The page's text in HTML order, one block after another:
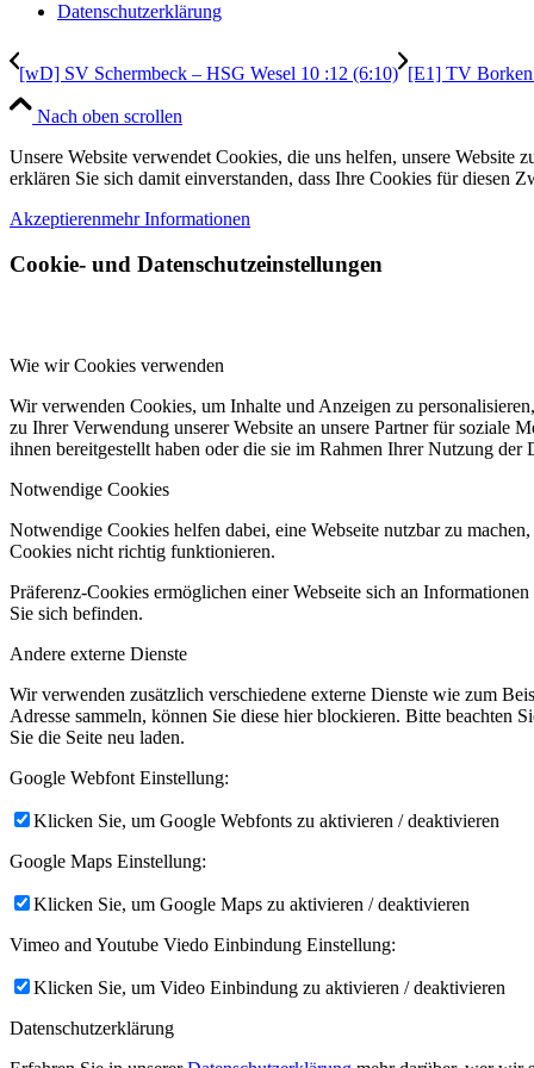
Datenschutzerklärung
[wD] SV Schermbeck – HSG Wesel 10 :12 (6:10) [E1] TV Borken
Nach oben scrollen
Unsere Website verwendet Cookies, die uns helfen, unsere Website
erklären Sie sich damit einverstanden, dass Ihre Cookies für diesen
Akzeptierenmehr Informationen
Cookie- und Datenschutzeinstellungen
Wie wir Cookies verwenden
Wir verwenden Cookies, um Inhalte und Anzeigen zu
zu Ihrer Verwendung unserer Website an unsere Partner für soziale
ihnen bereitgestellt haben oder die sie im Rahmen Ihrer Nutzung
Notwendige Cookies
Notwendige Cookies helfen dabei, eine Webseite nutzbar zu
Cookies nicht richtig funktionieren.
Präferenz-Cookies ermöglichen einer Webseite sich an
Sie sich befinden.
Andere externe Dienste
Wir verwenden zusätzlich verschiedene externe Dienste wie zum
Adresse sammeln, können Sie diese hier blockieren. Bitte beachten
Sie die Seite neu laden.
Google Webfont Einstellung:
Klicken Sie, um Google Webfonts zu aktivieren / deaktivieren
Google Maps Einstellung:
Klicken Sie, um Google Maps zu aktivieren / deaktivieren
Vimeo and Youtube Viedo Einbindung Einstellung:
Klicken Sie, um Video Einbindung zu aktivieren / deaktivieren
Datenschutzerklärung